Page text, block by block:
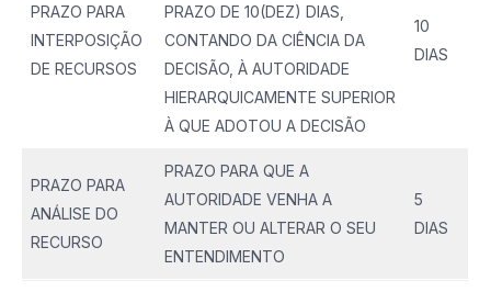
PRAZO PARA
INTERPOSIÇÃO
DE RECURSOS
PRAZO DE 10(DEZ) DIAS,
CONTANDO DA CIÊNCIA DA
DECISÃO, À AUTORIDADE
HIERARQUICAMENTE SUPERIOR
À QUE ADOTOU A DECISÃO
10
DIAS
PRAZO PARA
ANÁLISE DO
RECURSO
PRAZO PARA QUE A
AUTORIDADE VENHA A
MANTER OU ALTERAR O SEU
ENTENDIMENTO
5
DIAS